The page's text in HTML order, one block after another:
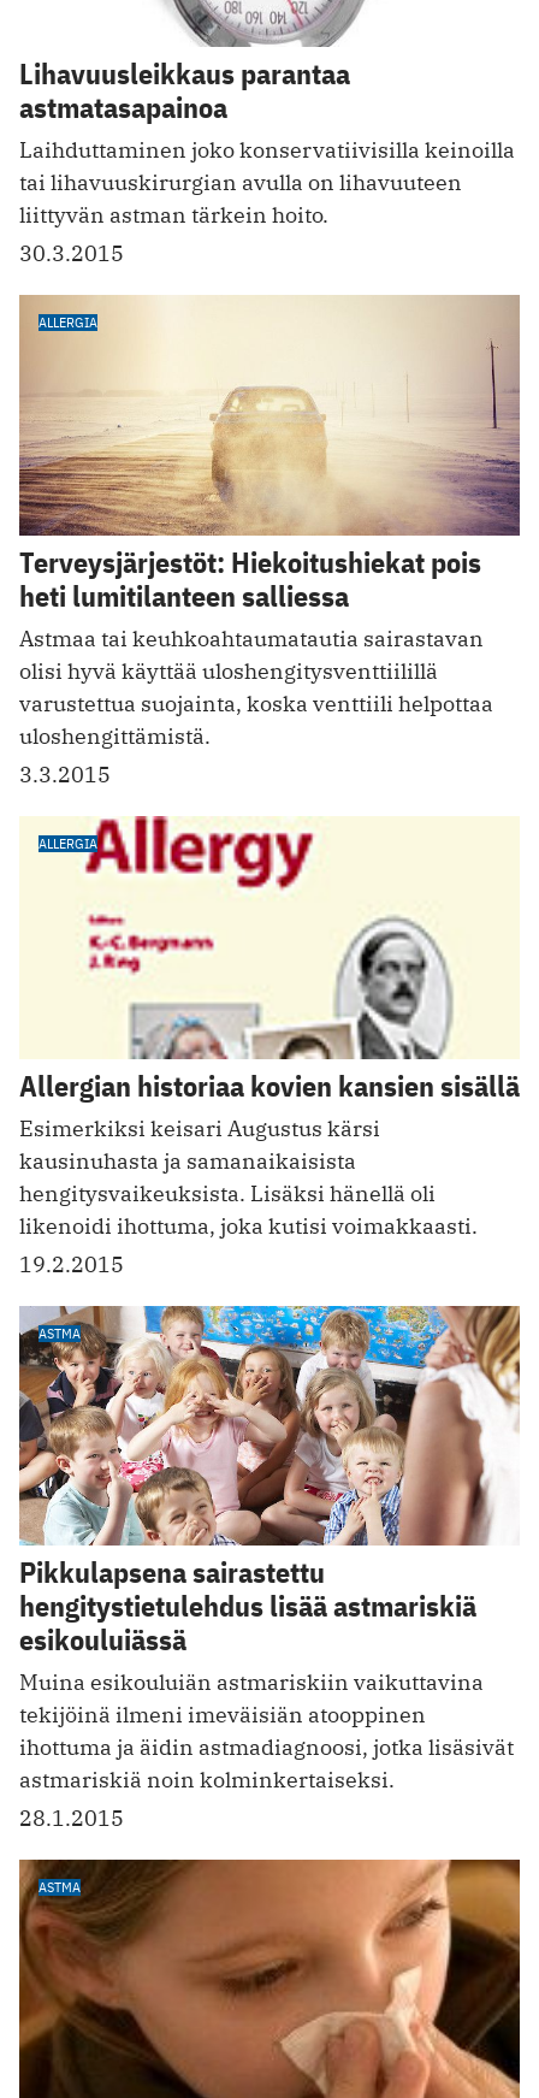
Lihavuusleikkaus parantaa
astmatasapainoa
Laihduttaminen joko konservatiivisilla keinoilla
tai lihavuuskirurgian avulla on lihavuuteen
liittyvän astman tärkein hoito.
30.3.2015
ALLERGIA
Terveysjärjestöt: Hiekoitushiekat pois
heti lumitilanteen salliessa
Astmaa tai keuhkoahtaumatautia sairastavan
olisi hyvä käyttää uloshengitysventtiilillä
varustettua suojainta, koska venttiili helpottaa
uloshengittämistä.
3.3.2015
ALLERGIA
Allergian ­historiaa kovien kansien sisällä
Esimerkiksi keisari Augustus kärsi
kausinuhasta ja samanaikaisista
hengitysvaikeuksista. Lisäksi hänellä oli
likenoidi ihottuma, joka kutisi voimakkaasti.
19.2.2015
ASTMA
Pikkulapsena sairastettu
hengitystietulehdus lisää astmariskiä
esikouluiässä
Muina esikouluiän astmariskiin vaikuttavina
tekijöinä ilmeni imeväisiän atooppinen
ihottuma ja äidin astmadiagnoosi, jotka lisäsivät
astmariskiä noin kolminkertaiseksi.
28.1.2015
ASTMA